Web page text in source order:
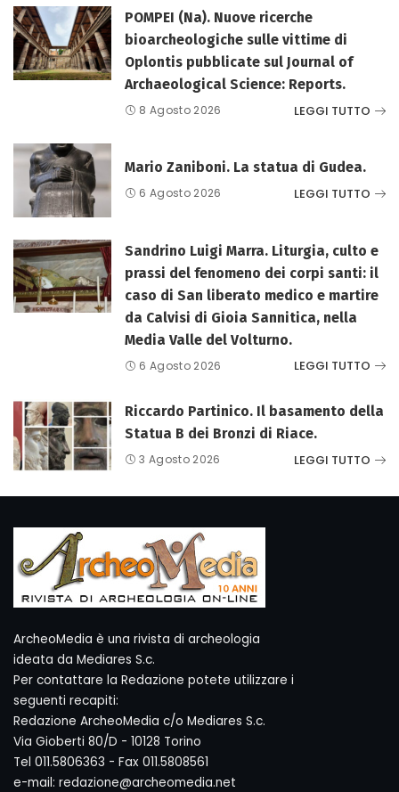
POMPEI (Na). Nuove ricerche
bioarcheologiche sulle vittime di
Oplontis pubblicate sul Journal of
Archaeological Science: Reports.
8 Agosto 2026 LEGGI TUTTO
Mario Zaniboni. La statua di Gudea.
6 Agosto 2026 LEGGI TUTTO
Sandrino Luigi Marra. Liturgia, culto e
prassi del fenomeno dei corpi santi: il
caso di San liberato medico e martire
da Calvisi di Gioia Sannitica, nella
Media Valle del Volturno.
6 Agosto 2026 LEGGI TUTTO
Riccardo Partinico. Il basamento della
Statua B dei Bronzi di Riace.
3 Agosto 2026 LEGGI TUTTO
ArcheoMedia è una rivista di archeologia
ideata da Mediares S.c.
Per contattare la Redazione potete utilizzare i
seguenti recapiti:
Redazione ArcheoMedia c/o Mediares S.c.
Via Gioberti 80/D - 10128 Torino
Tel 011.5806363 - Fax 011.5808561
e-mail: redazione@archeomedia.net